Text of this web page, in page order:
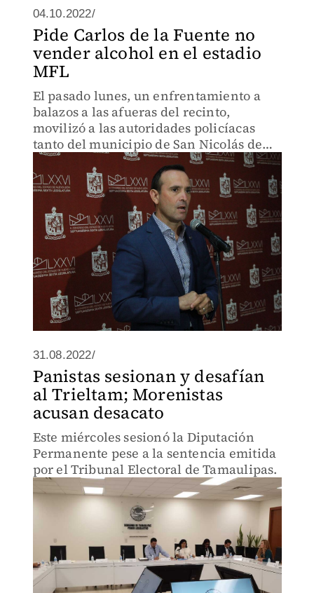
04.10.2022/
Pide Carlos de la Fuente no
vender alcohol en el estadio
MFL
El pasado lunes, un enfrentamiento a
balazos a las afueras del recinto,
movilizó a las autoridades policíacas
tanto del municipio de San Nicolás de
los Garza como Monterrey.
31.08.2022/
Panistas sesionan y desafían
al Trieltam; Morenistas
acusan desacato
Este miércoles sesionó la Diputación
Permanente pese a la sentencia emitida
por el Tribunal Electoral de Tamaulipas.